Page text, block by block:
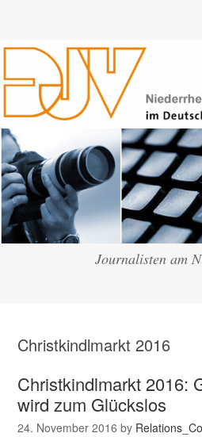
Journalisten am
Christkindlmarkt 2016
Christkindlmarkt 2016:
wird zum Glückslos
24. November 2016 by Relations_Co